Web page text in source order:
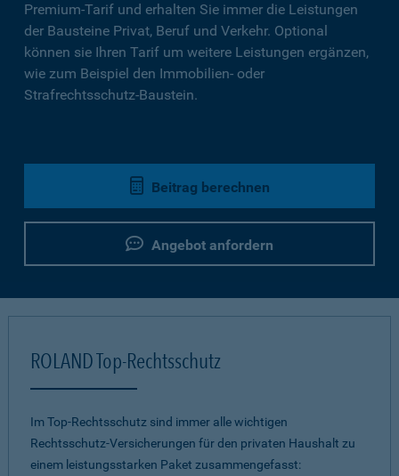
Premium-Tarif und erhalten Sie immer die Leistungen
der Bausteine Privat, Beruf und Verkehr. Optional
können sie Ihren Tarif um weitere Leistungen ergänzen,
wie zum Beispiel den Immobilien- oder
Strafrechtsschutz-Baustein.
Beitrag berechnen
Angebot anfordern
ROLAND Top-Rechtsschutz
Im Top-Rechtsschutz sind immer alle wichtigen
Rechtsschutz-Versicherungen für den privaten Haushalt zu
einem leistungsstarken Paket zusammengefasst: